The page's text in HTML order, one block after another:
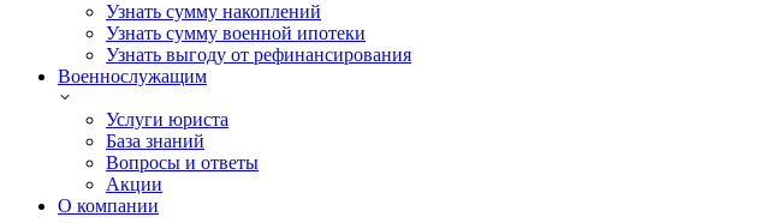
Узнать сумму накоплений
Узнать сумму военной ипотеки
Узнать выгоду от рефинансирования
Военнослужащим
Услуги юриста
База знаний
Вопросы и ответы
Акции
О компании